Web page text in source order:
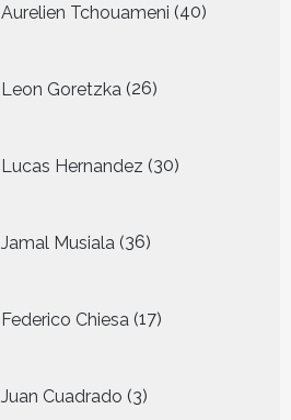
Aurelien Tchouameni 40
producten
Leon Goretzka 26
producten
Lucas Hernandez 30
producten
Jamal Musiala 36
producten
Federico Chiesa 17
producten
Juan Cuadrado 3
producten